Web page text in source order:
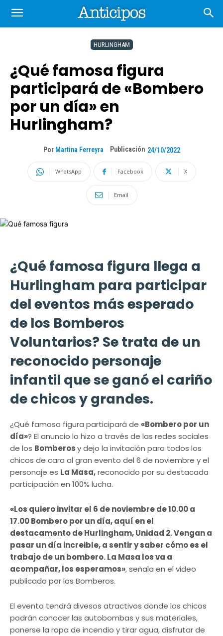
HURLINGHAM
¿Qué famosa figura
participará de «Bombero
por un día» en
Hurlingham?
Por Martina Ferreyra Publicación 24/10/2022
WhatsApp Facebook X
Email
¿Qué famosa figura llega a
Hurlingham para participar
del eventos más esperado
de los Bomberos
Voluntarios? Se trata de un
reconocido personaje
infantil que se ganó el cariño
de chicos y grandes.
¿Qué famosa figura participará de «Bombero por un
día»? El anuncio lo hizo a través de las redes sociales
de los Bomberosy dejo la invitación para todos los
chicos de cara al gran evento del 6 de noviembre y el
personaje es La Masa,reconocido por su destacada
participación en 100% lucha.
«Los quiero invitar el 6 de noviembre de 10.00 a
17.00 Bombero por un día, aquí en el
destacamento de Hurlingham, Unidad 2. Vengan a
pasar un día increible, a sentir y saber cómo es el
trabajo de un bombero. La Masa los va a
acompañar, los esperamos», señala en el video
publicado por los Bomberos.
El evento tendrá divesos atractivos donde los chicos
podrán conocer las autobombas y sus materiales,
ponerse la ropa de incendio y tirar agua, disfrutar de